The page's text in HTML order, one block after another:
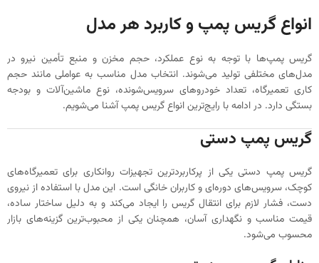
انواع گریس پمپ و کاربرد هر مدل
گریس پمپ‌ها با توجه به نوع عملکرد، حجم مخزن و منبع تأمین نیرو در
مدل‌های مختلفی تولید می‌شوند. انتخاب مدل مناسب به عواملی مانند حجم
کاری تعمیرگاه، تعداد خودروهای سرویس‌شونده، نوع ماشین‌آلات و بودجه
بستگی دارد. در ادامه با رایج‌ترین انواع گریس پمپ آشنا می‌شویم.
گریس پمپ دستی
گریس پمپ دستی یکی از پرکاربردترین تجهیزات روانکاری برای تعمیرگاه‌های
کوچک، سرویس‌های دوره‌ای و کاربران خانگی است. این مدل با استفاده از نیروی
دست، فشار لازم برای انتقال گریس را ایجاد می‌کند و به دلیل ساختار ساده،
قیمت مناسب و نگهداری آسان، همچنان یکی از محبوب‌ترین گزینه‌های بازار
محسوب می‌شود.